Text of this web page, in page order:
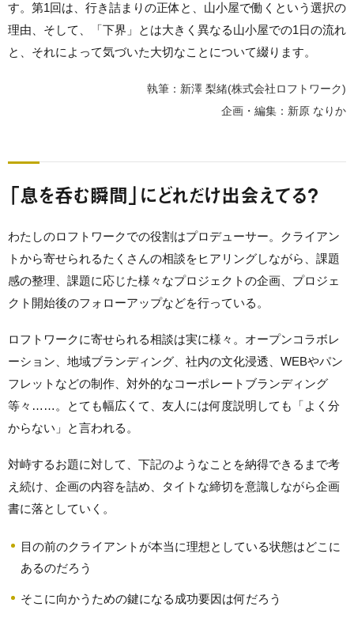
す。第1回は、行き詰まりの正体と、山小屋で働くという選択の
理由、そして、「下界」とは大きく異なる山小屋での1日の流れ
と、それによって気づいた大切なことについて綴ります。
執筆：新澤 梨緒(株式会社ロフトワーク)
企画・編集：新原 なりか
「息を呑む瞬間」にどれだけ出会えてる？
わたしのロフトワークでの役割はプロデューサー。クライアン
トから寄せられるたくさんの相談をヒアリングしながら、課題
感の整理、課題に応じた様々なプロジェクトの企画、プロジェ
クト開始後のフォローアップなどを行っている。
ロフトワークに寄せられる相談は実に様々。オープンコラボレ
ーション、地域ブランディング、社内の文化浸透、WEBやパン
フレットなどの制作、対外的なコーポレートブランディング
等々……。とても幅広くて、友人には何度説明しても「よく分
からない」と言われる。
対峙するお題に対して、下記のようなことを納得できるまで考
え続け、企画の内容を詰め、タイトな締切を意識しながら企画
書に落としていく。
目の前のクライアントが本当に理想としている状態はどこに
あるのだろう
そこに向かうための鍵になる成功要因は何だろう